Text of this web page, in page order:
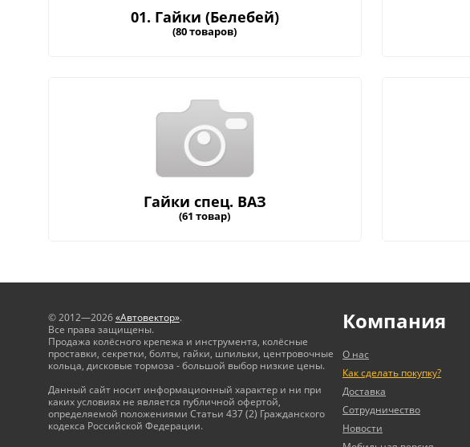
01. Гайки (Белебей)
(80 товаров)
Гайки спец. ВАЗ
(61 товар)
Компания
О нас
Как сделать покупку?
Доставка
Сотрудничество
Новости
© 2012—2026«Автовектор».
Все права защищены.
Продажа колёсного крепежа и инструмента, колёсные
проставки, секретки, болты, гайки, шпильки, центровочные
кольца, дисковые тормоза - большой выбор низкие цены.
Данный сайт носит информационный характер и ни при
каких условиях не является публичной офертой,
определяемой положениями Статьи 437 (2) Гражданского
кодекса Российской Федерации.